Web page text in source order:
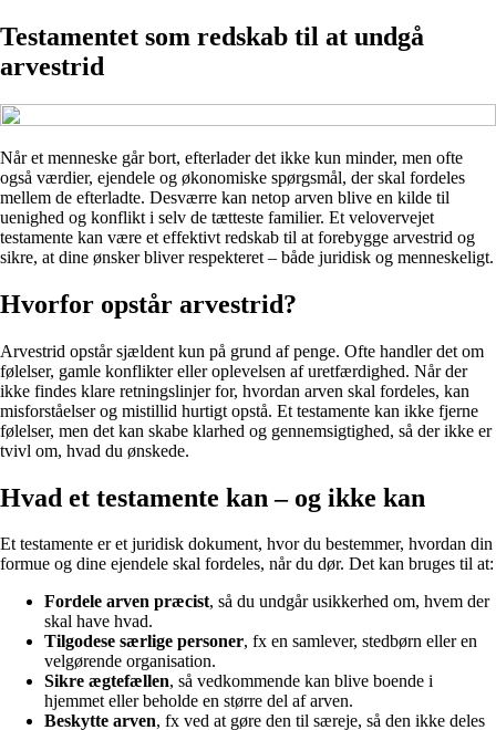
Testamentet som redskab til at undgå
arvestrid
Når et menneske går bort, efterlader det ikke kun minder, men ofte
også værdier, ejendele og økonomiske spørgsmål, der skal fordeles
mellem de efterladte. Desværre kan netop arven blive en kilde til
uenighed og konflikt i selv de tætteste familier. Et velovervejet
testamente kan være et effektivt redskab til at forebygge arvestrid og
sikre, at dine ønsker bliver respekteret – både juridisk og menneskeligt.
Hvorfor opstår arvestrid?
Arvestrid opstår sjældent kun på grund af penge. Ofte handler det om
følelser, gamle konflikter eller oplevelsen af uretfærdighed. Når der
ikke findes klare retningslinjer for, hvordan arven skal fordeles, kan
misforståelser og mistillid hurtigt opstå. Et testamente kan ikke fjerne
følelser, men det kan skabe klarhed og gennemsigtighed, så der ikke er
tvivl om, hvad du ønskede.
Hvad et testamente kan – og ikke kan
Et testamente er et juridisk dokument, hvor du bestemmer, hvordan din
formue og dine ejendele skal fordeles, når du dør. Det kan bruges til at:
Fordele arven præcist, så du undgår usikkerhed om, hvem der
skal have hvad.
Tilgodese særlige personer, fx en samlever, stedbørn eller en
velgørende organisation.
Sikre ægtefællen, så vedkommende kan blive boende i
hjemmet eller beholde en større del af arven.
Beskytte arven, fx ved at gøre den til særeje, så den ikke deles